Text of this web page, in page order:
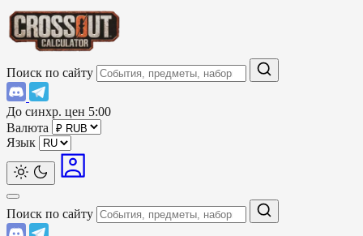
Поиск по сайту
До синхр. цен 5:00
Валюта
Язык
Поиск по сайту